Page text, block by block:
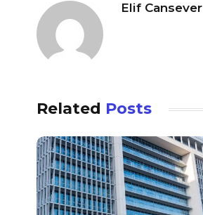
Elif Cansever
Related Posts